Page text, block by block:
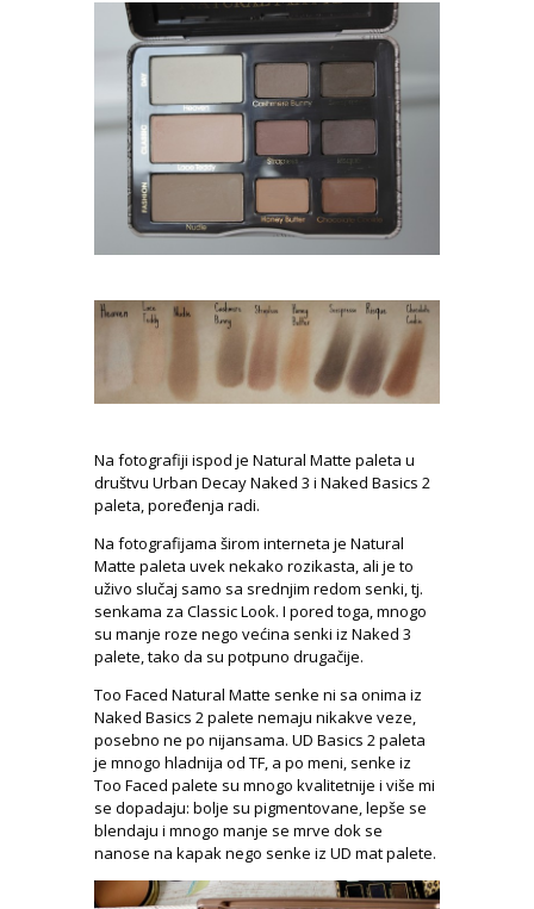
Na fotografiji ispod je Natural Matte paleta u
društvu Urban Decay Naked 3 i Naked Basics 2
paleta, poređenja radi.
Na fotografijama širom interneta je Natural
Matte paleta uvek nekako rozikasta, ali je to
uživo slučaj samo sa srednjim redom senki, tj.
senkama za Classic Look. I pored toga, mnogo
su manje roze nego većina senki iz Naked 3
palete, tako da su potpuno drugačije.
Too Faced Natural Matte senke ni sa onima iz
Naked Basics 2 palete nemaju nikakve veze,
posebno ne po nijansama. UD Basics 2 paleta
je mnogo hladnija od TF, a po meni, senke iz
Too Faced palete su mnogo kvalitetnije i više mi
se dopadaju: bolje su pigmentovane, lepše se
blendaju i mnogo manje se mrve dok se
nanose na kapak nego senke iz UD mat palete.